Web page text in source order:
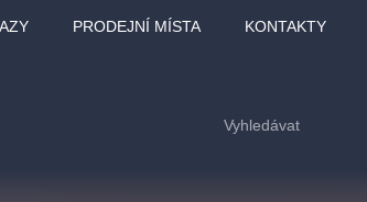
PRODEJNÍ MÍSTA KONTAKTY